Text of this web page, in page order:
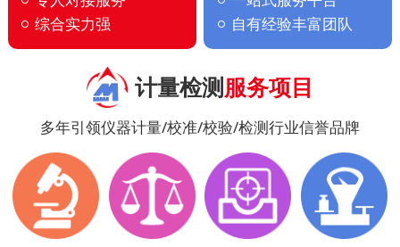
综合实力强
自有经验丰富团队
计量检测服务项目
多年引领仪器计量/校准/校验/检测行业信誉品牌